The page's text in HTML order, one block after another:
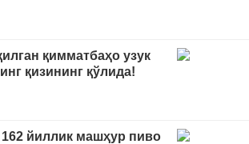
қимматбаҳо узук
қизининг қўлида!
162 йиллик машҳур пиво